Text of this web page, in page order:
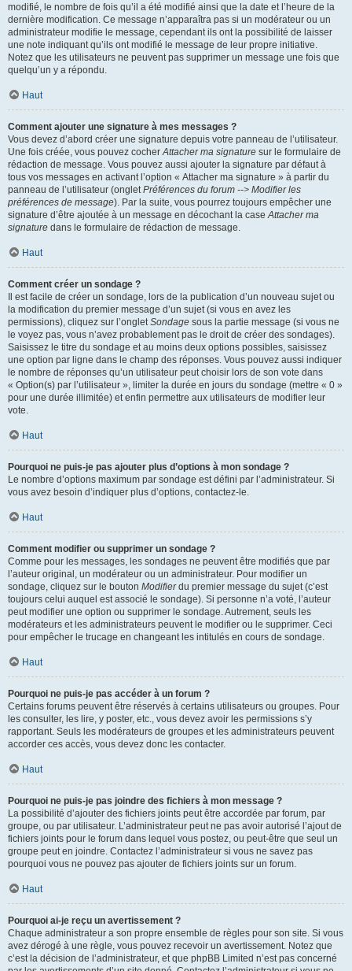
modifié, le nombre de fois qu’il a été modifié ainsi que la date et l’heure de la
dernière modification. Ce message n’apparaîtra pas si un modérateur ou un
administrateur modifie le message, cependant ils ont la possibilité de laisser
une note indiquant qu’ils ont modifié le message de leur propre initiative.
Notez que les utilisateurs ne peuvent pas supprimer un message une fois que
quelqu’un y a répondu.
Haut
Comment ajouter une signature à mes messages ?
Vous devez d’abord créer une signature depuis votre panneau de l’utilisateur.
Une fois créée, vous pouvez cocherAttacher ma signature sur le formulaire de
rédaction de message. Vous pouvez aussi ajouter la signature par défaut à
tous vos messages en activant l’option « Attacher ma signature » à partir du
panneau de l’utilisateur (ongletPréférences du forum --> Modifier les
préférences de message). Par la suite, vous pourrez toujours empêcher une
signature d’être ajoutée à un message en décochant la caseAttacher ma
signature dans le formulaire de rédaction de message.
Haut
Comment créer un sondage ?
Il est facile de créer un sondage, lors de la publication d’un nouveau sujet ou
la modification du premier message d’un sujet (si vous en avez les
permissions), cliquez sur l’ongletSondage sous la partie message (si vous ne
le voyez pas, vous n’avez probablement pas le droit de créer des sondages).
Saisissez le titre du sondage et au moins deux options possibles, saisissez
une option par ligne dans le champ des réponses. Vous pouvez aussi indiquer
le nombre de réponses qu’un utilisateur peut choisir lors de son vote dans
« Option(s) par l’utilisateur », limiter la durée en jours du sondage (mettre « 0 »
pour une durée illimitée) et enfin permettre aux utilisateurs de modifier leur
vote.
Haut
Pourquoi ne puis-je pas ajouter plus d’options à mon sondage ?
Le nombre d’options maximum par sondage est défini par l’administrateur. Si
vous avez besoin d’indiquer plus d’options, contactez-le.
Haut
Comment modifier ou supprimer un sondage ?
Comme pour les messages, les sondages ne peuvent être modifiés que par
l’auteur original, un modérateur ou un administrateur. Pour modifier un
sondage, cliquez sur le bouton Modifierdu premier message du sujet (c’est
toujours celui auquel est associé le sondage). Si personne n’a voté, l’auteur
peut modifier une option ou supprimer le sondage. Autrement, seuls les
modérateurs et les administrateurs peuvent le modifier ou le supprimer. Ceci
pour empêcher le trucage en changeant les intitulés en cours de sondage.
Haut
Pourquoi ne puis-je pas accéder à un forum ?
Certains forums peuvent être réservés à certains utilisateurs ou groupes. Pour
les consulter, les lire, y poster, etc., vous devez avoir les permissions s’y
rapportant. Seuls les modérateurs de groupes et les administrateurs peuvent
accorder ces accès, vous devez donc les contacter.
Haut
Pourquoi ne puis-je pas joindre des fichiers à mon message ?
La possibilité d’ajouter des fichiers joints peut être accordée par forum, par
groupe, ou par utilisateur. L’administrateur peut ne pas avoir autorisé l’ajout de
fichiers joints pour le forum dans lequel vous postez, ou peut-être que seul un
groupe peut en joindre. Contactez l’administrateur si vous ne savez pas
pourquoi vous ne pouvez pas ajouter de fichiers joints sur un forum.
Haut
Pourquoi ai-je reçu un avertissement ?
Chaque administrateur a son propre ensemble de règles pour son site. Si vous
avez dérogé à une règle, vous pouvez recevoir un avertissement. Notez que
c’est la décision de l’administrateur, et que phpBB Limited n’est pas concerné